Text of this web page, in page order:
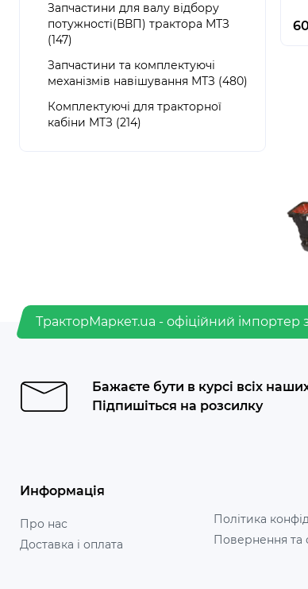
Запчастини для валу відбору
потужності(ВВП) трактора МТЗ
(147)
Запчастини та комплектуючі
механізмів навішування МТЗ (480)
Комплектуючі для тракторної
кабіни МТЗ (214)
ТракторМаркет.ua - офіційний імпортер
Бажаєте бути в курсі всіх
Підпишіться на розсилку
Информація
Про нас
Доставка і оплата
Політика
Повернення та